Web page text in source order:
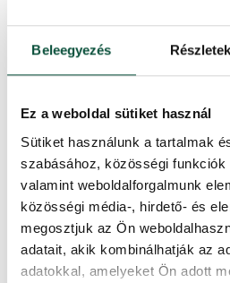
Beleegyezés Részletek
Ez a weboldal sütiket használ
Sütiket használunk a tartalmak
szabásához, közösségi funkciók
valamint weboldalforgalmunk
közösségi média-, hirdető- és
megosztjuk az Ön
adatait, akik kombinálhatják az
adatokkal, amelyeket Ön adott
A 3D/PVC százalékos aránya 55/45
Kinyitás típusa
Állvány (a csomag tartalmazza) Fém
Súly (netto) 20